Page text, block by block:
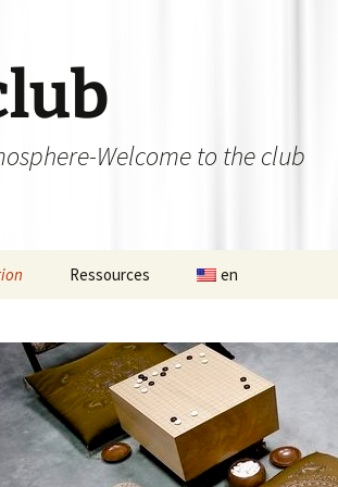
Welcome to the club
d’Aligre
13×13 du 12
L’Aligroise 2023
Ressources
initiations
Bibliothèque
Les liens utiles
en